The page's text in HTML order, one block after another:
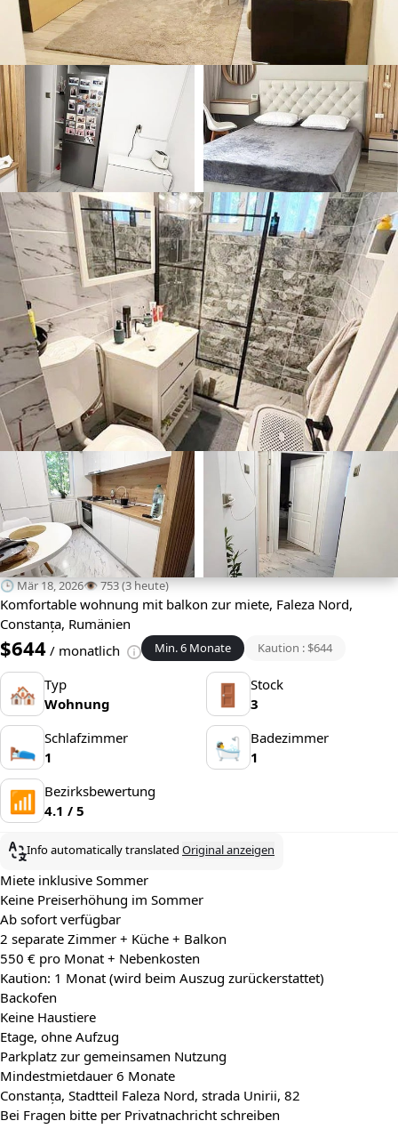
🕒 Mär 18, 2026👁️ 753 (3 heute)
Komfortable wohnung mit balkon zur miete, Faleza Nord,
Constanța, Rumänien
$644 / monatlich Min. 6 Monate Kaution : $644
🏘 Typ
Wohnung
🚪
Stock
3
🛌 Schlafzimmer
1
🛀
Badezimmer
1
📶 Bezirksbewertung
4.1 / 5
Info automatically translated Original anzeigen
Miete inklusive Sommer
Keine Preiserhöhung im Sommer
Ab sofort verfügbar
2 separate Zimmer + Küche + Balkon
550 € pro Monat + Nebenkosten
Kaution: 1 Monat (wird beim Auszug zurückerstattet)
Backofen
Keine Haustiere
Etage, ohne Aufzug
Parkplatz zur gemeinsamen Nutzung
Mindestmietdauer 6 Monate
Constanța, Stadtteil Faleza Nord, strada Unirii, 82
Bei Fragen bitte per Privatnachricht schreiben